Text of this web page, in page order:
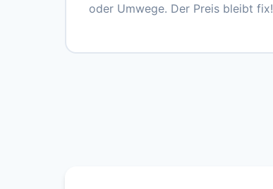
oder Umwege. Der Preis bleibt fix!